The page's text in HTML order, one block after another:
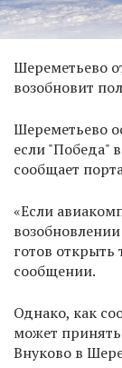
Шереметьево
возобновит
Шереметьево
если "Победа"
сообщает
«Если
готов открыть
сообщении.
Однако, как
может
Внуково в